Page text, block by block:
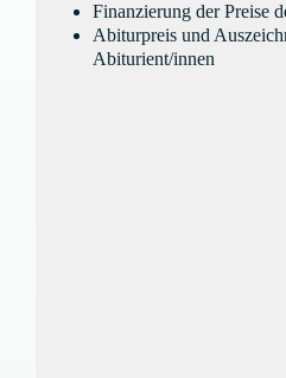
Finanzierung der Preise
Abiturpreis und
Abiturient/innen